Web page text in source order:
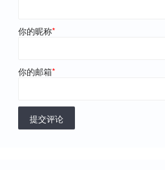
你的昵称*
你的邮箱*
提交评论